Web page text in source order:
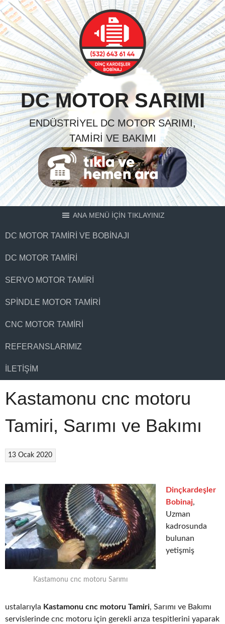
Skip
to
content
DC MOTOR SARIMI
ENDÜSTRIYEL DC MOTOR SARIMI,
TAMIRI VE BAKIMI
ANA MENÜ İÇİN TIKLAYINIZ
DC MOTOR TAMIRI VE BOBINAJI
DC MOTOR TAMIRI
SERVO MOTOR TAMIRI
SPINDLE MOTOR TAMIRI
CNC MOTOR TAMIRI
REFERANSLARIMIZ
İLETIŞIM
Kastamonu cnc motoru
Tamiri, Sarımı ve Bakımı
13 Ocak 2020
Kastamonu cnc motoru Sarımı
Dinçkardeşler
Bobinaj,
Uzman
kadrosunda
bulunan
yetişmiş
ustalarıyla Kastamonu cnc motoru Tamiri, Sarımı ve Bakımı
servislerinde cnc motoru için gerekli arıza tespitlerini yaparak